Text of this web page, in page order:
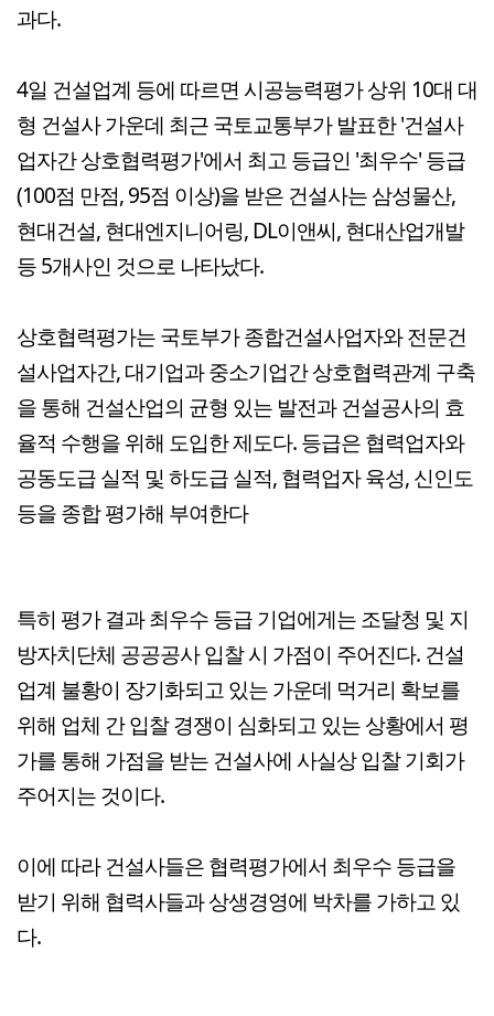
과다.
4일 건설업계 등에 따르면 시공능력평가 상위 10대 대
형 건설사 가운데 최근 국토교통부가 발표한 '건설사
업자간 상호협력평가'에서 최고 등급인 '최우수' 등급
(100점 만점, 95점 이상)을 받은 건설사는 삼성물산,
현대건설, 현대엔지니어링, DL이앤씨, 현대산업개발
등 5개사인 것으로 나타났다.
상호협력평가는 국토부가 종합건설사업자와 전문건
설사업자간, 대기업과 중소기업간 상호협력관계 구축
을 통해 건설산업의 균형 있는 발전과 건설공사의 효
율적 수행을 위해 도입한 제도다. 등급은 협력업자와
공동도급 실적 및 하도급 실적, 협력업자 육성, 신인도
등을 종합 평가해 부여한다
특히 평가 결과 최우수 등급 기업에게는 조달청 및 지
방자치단체 공공공사 입찰 시 가점이 주어진다. 건설
업계 불황이 장기화되고 있는 가운데 먹거리 확보를
위해 업체 간 입찰 경쟁이 심화되고 있는 상황에서 평
가를 통해 가점을 받는 건설사에 사실상 입찰 기회가
주어지는 것이다.
이에 따라 건설사들은 협력평가에서 최우수 등급을
받기 위해 협력사들과 상생경영에 박차를 가하고 있
다.